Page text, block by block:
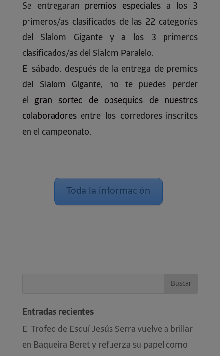
Se entregaran premios especiales a los 3
primeros/as clasificados de las 22 categorías
del Slalom Gigante y a los 3 primeros
clasificados/as del Slalom Paralelo.
El sábado, después de la entrega de premios
del Slalom Gigante, no te puedes perder
elgran sorteo de obsequios de nuestros
colaboradoresentre los corredores inscritos
en el campeonato.
Toda la información
Entradas recientes
El Trofeo de Esquí Jesús Serra vuelve a brillar
en Baqueira Beret y refuerza su papel como